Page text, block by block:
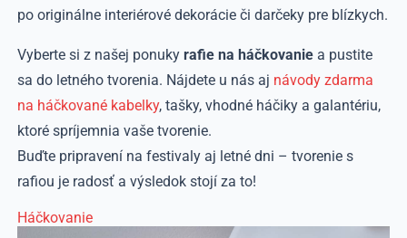
po originálne interiérové dekorácie či darčeky pre blízkych.
Vyberte si z našej ponukyrafie na háčkovanie a pustite
sa do letného tvorenia. Nájdete u nás aj návody zdarma
na háčkované kabelky, tašky, vhodné háčiky a galantériu,
ktoré spríjemnia vaše tvorenie.
Buďte pripravení na festivaly aj letné dni – tvorenie s
rafiou je radosť a výsledok stojí za to!
Háčkovanie